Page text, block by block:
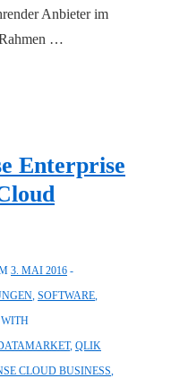
Anbieter im
…
Enterprise
3. MAI 2016
SOFTWARE
, QLIK
CLOUD BUSINESS